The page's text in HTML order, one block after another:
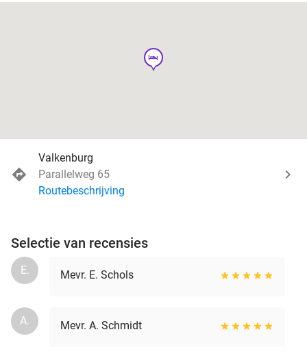
hotel
Valkenburg
Parallelweg 65
Routebeschrijving
Selectie van recensies
E. Mevr. E. Schols
A. Mevr. A. Schmidt